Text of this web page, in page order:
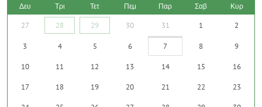
Δευ Τρι Τετ Πεμ Παρ Σαβ Κυρ
27 28 29 30 31 1 2
3 4 5 6 7 8 9
10 11 12 13 14 15 16
17 18 19 20 21 22 23